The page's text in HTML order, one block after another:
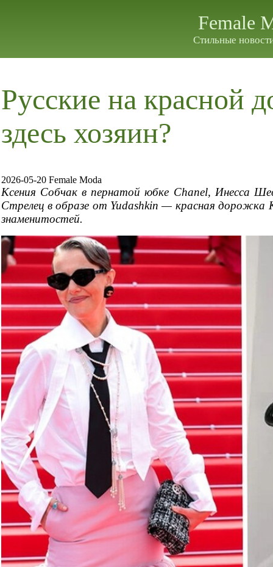
Female
Стильные
Русские на красной
здесь хозяин?
2026-05-20 Female Moda
Ксения Собчак в пернатой юбке Chanel, Инесса
Стрелец в образе от Yudashkin — красная дорожка
знаменитостей.